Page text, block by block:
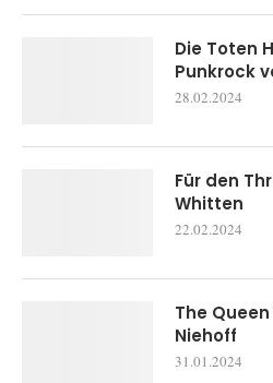
Die Toten
Punkrock
28.02.2024
Für den
Whitten
22.02.2024
The
Niehoff
31.01.2024